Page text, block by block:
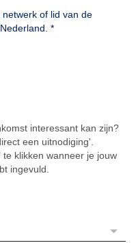
of lid van de
*
interessant kan zijn?
een uitnodiging'.
klikken wanneer je jouw
ingevuld.